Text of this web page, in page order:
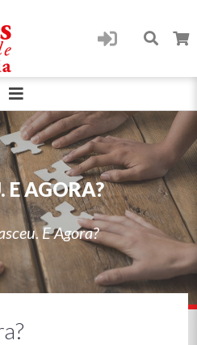
E AGORA?
E Agora?